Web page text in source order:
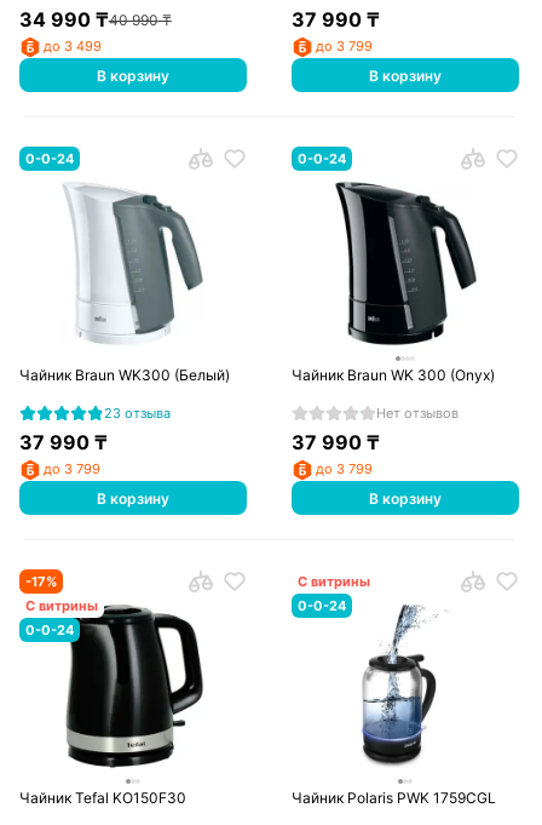
34 990₸40 990₸
до 3 499
В корзину
37 990 ₸
до 3 799
В корзину
0-0-24
Чайник Braun WK300 (Белый)
23 отзыва
37 990₸
до 3 799
В корзину
0-0-24
Чайник Braun WK 300 (Onyx)
Нет отзывов
37 990 ₸
до 3 799
В корзину
-17%
С витрины
0-0-24
Чайник Tefal KO150F30
С витрины
0-0-24
Чайник Polaris PWK 1759CGL